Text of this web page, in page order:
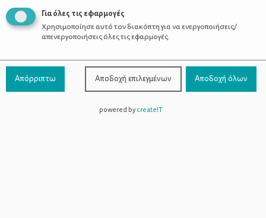
Επικοινωνία
800-1199-800(από σταθερό,
χωρίς χρέωση)
Για όλες τις εφαρμογές
Χρησιμοποίησε αυτό τον διακόπτη για να ενεργοποιήσεις/
απενεργοποιήσεις όλες τις εφαρμογές.
Απόρριπτω Αποδοχή επιλεγμένων Αποδοχή όλων
powered bycreateIT